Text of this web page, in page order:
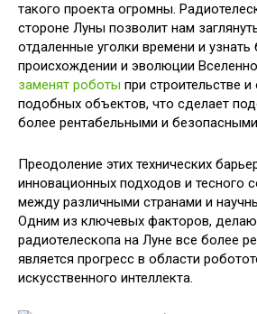
такого проекта огромны.
стороне Луны позволит нам
отдаленные уголки времени и
происхождении и эволюции
заменят роботы при строительстве
подобных объектов, что сделает
более рентабельными и
Преодоление этих технических
инновационных подходов и тесного
между различными странами и
Одним из ключевых факторов,
радиотелескопа на Луне все более
является прогресс в области
искусственного интеллекта.